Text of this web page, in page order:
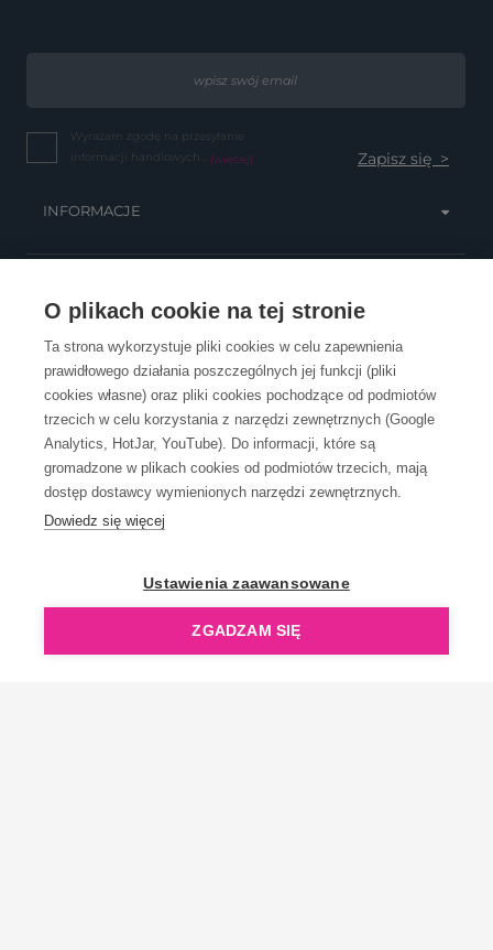
O plikach cookie na tej stronie
Ta strona wykorzystuje pliki cookies w celu zapewnienia
prawidłowego działania poszczególnych jej funkcji (pliki
cookies własne) oraz pliki cookies pochodzące od podmiotów
trzecich w celu korzystania z narzędzi zewnętrznych (Google
Analytics, HotJar, YouTube). Do informacji, które są
gromadzone w plikach cookies od podmiotów trzecich, mają
dostęp dostawcy wymienionych narzędzi zewnętrznych.
Dowiedz się więcej
Ustawienia zaawansowane
ZGADZAM SIĘ
Wyrażam zgodę na przesyłanie
informacji handlowych... (więcej)
INFORMACJE
OBSŁUGA KLIENTA
KONTAKT
OpenGift jest częścią ReflectGroup.